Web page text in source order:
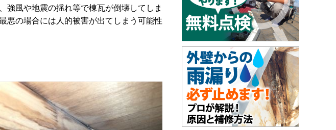
強風や地震の揺れ等で棟瓦が倒壊してしま
悪の場合には人的被害が出てしまう可能性